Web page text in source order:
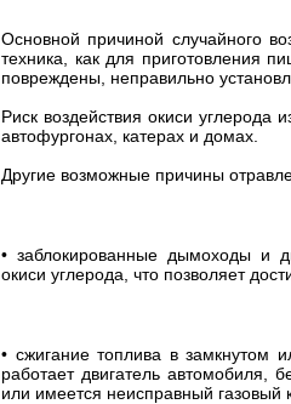
Основной причиной случайного
техника, как для приготовления
повреждены, неправильно
Риск воздействия окиси углерода
автофургонах, катерах и домах.
Другие возможные причины
• заблокированные дымоходы и
окиси углерода, что позволяет
• сжигание топлива в замкнутом
работает двигатель автомобиля,
или имеется неисправный газовый